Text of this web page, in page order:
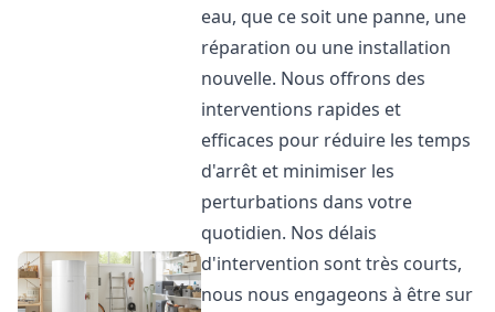
eau, que ce soit une panne, une
réparation ou une installation
nouvelle. Nous offrons des
interventions rapides et
efficaces pour réduire les temps
d'arrêt et minimiser les
perturbations dans votre
quotidien. Nos délais
d'intervention sont très courts,
nous nous engageons à être sur